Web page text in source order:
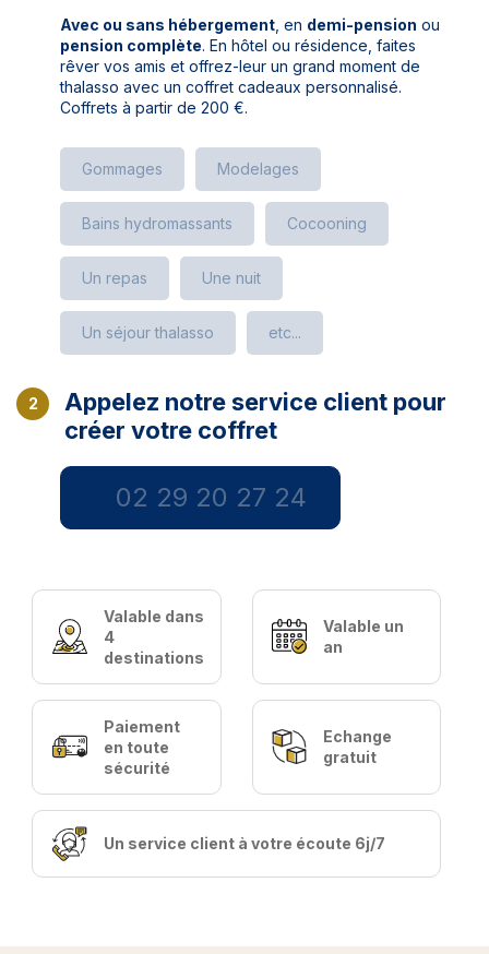
Avec ou sans hébergement , en demi-pension ou
pension complète. En hôtel ou résidence, faites
rêver vos amis et offrez-leur un grand moment de
thalasso avec un coffret cadeaux personnalisé.
Coffrets à partir de 200 €.
Gommages Modelages
Bains hydromassants Cocooning
Un repas Une nuit
Un séjour thalasso etc...
2
Appelez notre service client pour
créer votre coffret
02 29 20 27 24
Valable dans
4
destinations
Valable un
an
Paiement
en toute
sécurité
Echange
gratuit
Un service client à votre écoute 6j/7